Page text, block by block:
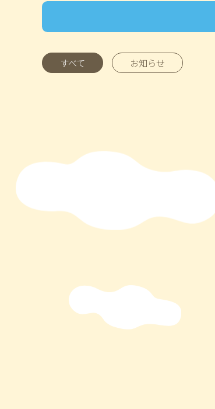
すべて お知らせ